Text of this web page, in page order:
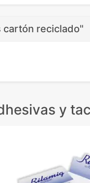
cartón reciclado"
y